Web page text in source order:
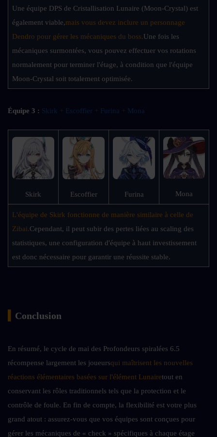
Une équipe DPS de Cristallisation Lunaire (Moon-Crystal) est
également viable,mais vous devez inclure un personnage
Dendro pour gérer les mécaniques du boss.Une fois les
mécaniques surmontées, vous pouvez effectuer vos rotations
normalement pour terminer l'étage, à condition que l'équipe
Moon-Crystal soit totalement optimisée.
Équipe 3 : Skirk + Escoffier + Furina + Mona
Skirk Escoffier Furina Mona
L'équipe de Skirk fonctionne de manière similaire à celle de
Zibai.Cependant, il peut subir des pertes liées au scaling des
statistiques, une configuration d'équipe à haut investissement
est donc nécessaire pour garantir une réussite stable.
Conclusion
En résumé, le cycle de mai des Profondeurs spiralées 6.5
récompense largement les joueursqui maîtrisent les nouvelles
réactions élémentaires basées sur l'élément Lunairetout en
conservant les rôles traditionnels tels que la protection et le
contrôle de foule. En fin de compte, la flexibilité est votre plus
grand atout : assurez-vous que vos équipes sont conçues pour
gérer les mécaniques de « check » spécifiques à chaque étage